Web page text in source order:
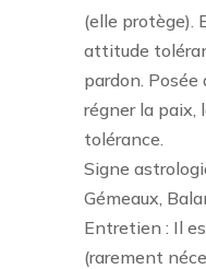
(elle protège).
attitude
pardon.
régner la paix,
tolérance.
Signe
Gémeaux,
Entretien : Il
(rarement